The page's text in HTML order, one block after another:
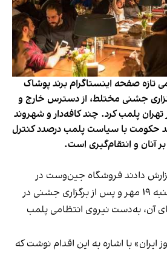
تازه صفحه اینستاگرام برند پوشاک
جشنی مختلط، از دسترس خارج و
پلمب کرد. چند کافه‌‌دار و شهروند
حکومت با سیاست پلمب درصدد کنترل
آنان و انتقام‌گیری است.
دادند فروشگاه جین‌وست در
خیابان فرشته تهران، شنبه ۱۹ مهر و پس از برگزاری جشنی در
آن، به‌دست نیروی انتظامی پلمب
با اشاره به این اقدام نوشت که